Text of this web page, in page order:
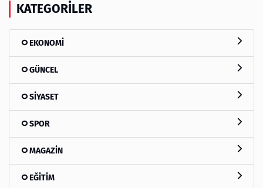
KATEGORILER
EKONOMİ
GÜNCEL
SİYASET
SPOR
MAGAZİN
EĞİTİM